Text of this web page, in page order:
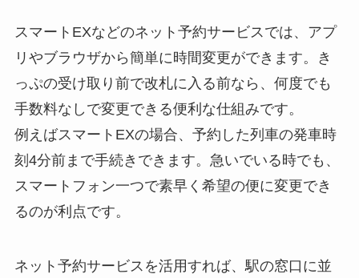
スマートEXなどのネット予約サービスでは、アプ
リやブラウザから簡単に時間変更ができます。き
っぷの受け取り前で改札に入る前なら、何度でも
手数料なしで変更できる便利な仕組みです。
例えばスマートEXの場合、予約した列車の発車時
刻4分前まで手続きできます。急いでいる時でも、
スマートフォン一つで素早く希望の便に変更でき
るのが利点です。
ネット予約サービスを活用すれば、駅の窓口に並